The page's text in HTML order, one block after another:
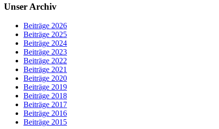
Unser Archiv
Beiträge 2026
Beiträge 2025
Beiträge 2024
Beiträge 2023
Beiträge 2022
Beiträge 2021
Beiträge 2020
Beiträge 2019
Beiträge 2018
Beiträge 2017
Beiträge 2016
Beiträge 2015